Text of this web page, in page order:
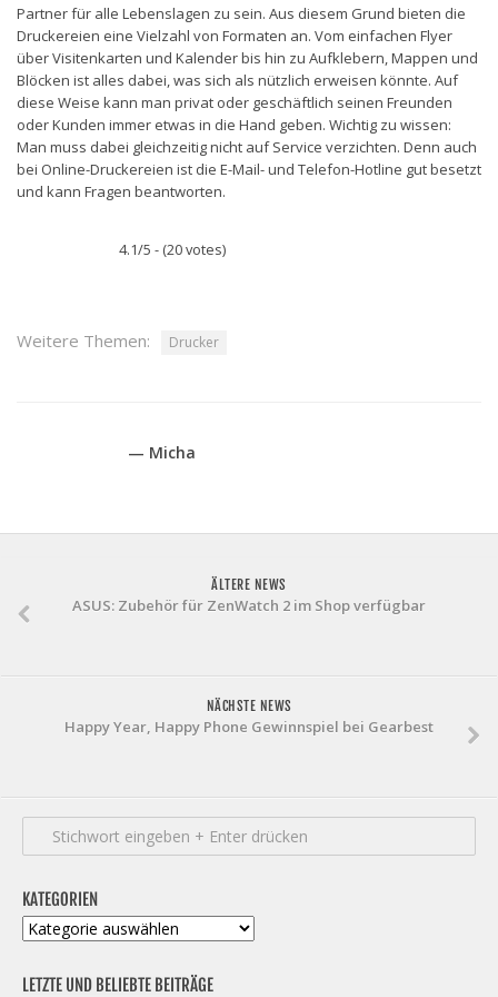
Partner für alle Lebenslagen zu sein. Aus diesem Grund bieten die
Druckereien eine Vielzahl von Formaten an. Vom einfachen Flyer
über Visitenkarten und Kalender bis hin zu Aufklebern, Mappen und
Blöcken ist alles dabei, was sich als nützlich erweisen könnte. Auf
diese Weise kann man privat oder geschäftlich seinen Freunden
oder Kunden immer etwas in die Hand geben. Wichtig zu wissen:
Man muss dabei gleichzeitig nicht auf Service verzichten. Denn auch
bei Online-Druckereien ist die E-Mail- und Telefon-Hotline gut besetzt
und kann Fragen beantworten.
4.1/5 - (20 votes)
Weitere Themen: Drucker
— Micha
ÄLTERE NEWS
ASUS: Zubehör für ZenWatch 2 im Shop verfügbar
NÄCHSTE NEWS
Happy Year, Happy Phone Gewinnspiel bei Gearbest
KATEGORIEN
Kategorien
LETZTE UND BELIEBTE BEITRÄGE